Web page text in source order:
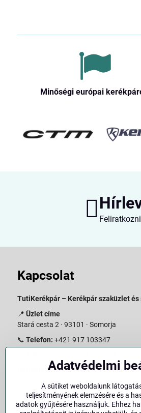
Minőségi európai
Kapcsolat
TutiKerékpár – Kerékpár szaküzlet és
📍 Üzlet címe
Stará cesta 2 · 93101 · Somorja
📞 Telefon: +421 917 103347
Nyitvatartás:
Hétfő–Péntek: 09:00–15:00
Szombat: 09:00–11:00
Vasárnap: Zárva
Adatvédelmi
A sütiket weboldalunk
teljesítményének elemzésére és a
adatok gyűjtésére használjuk. Ehhez